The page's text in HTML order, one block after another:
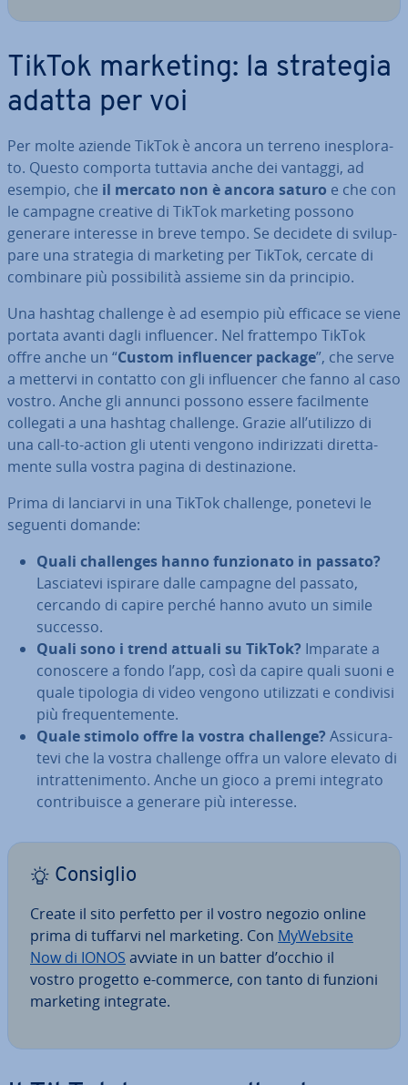
TikTok marketing: la strategia
adatta per voi
Per molte aziende TikTok è ancora un terreno ine­splo­ra­
to. Questo comporta tuttavia anche dei vantaggi, ad
esempio, che il mercato non è ancora saturo e che con
le campagne creative di TikTok marketing possono
generare interesse in breve tempo. Se decidete di svi­lup­
pa­re una strategia di marketing per TikTok, cercate di
combinare più pos­si­bi­li­tà assieme sin da principio.
Una hashtag challenge è ad esempio più efficace se viene
portata avanti dagli in­fluen­cer. Nel frattempo TikTok
offre anche un “Custom in­fluen­cer package”, che serve
a mettervi in contatto con gli in­fluen­cer che fanno al caso
vostro. Anche gli annunci possono essere fa­cil­men­te
collegati a una hashtag challenge. Grazie all’utilizzo di
una call-to-action gli utenti vengono in­di­riz­za­ti di­ret­ta­
men­te sulla vostra pagina di de­sti­na­zio­ne.
Prima di lanciarvi in una TikTok challenge, ponetevi le
seguenti domande:
Quali chal­len­ges hanno fun­zio­na­to in passato?
La­scia­te­vi ispirare dalle campagne del passato,
cercando di capire perché hanno avuto un simile
successo.
Quali sono i trend attuali su TikTok? Imparate a
conoscere a fondo l’app, così da capire quali suoni e
quale tipologia di video vengono uti­liz­za­ti e condivisi
più fre­quen­te­men­te.
Quale stimolo offre la vostra challenge? As­si­cu­ra­
te­vi che la vostra challenge offra un valore elevato di
in­trat­te­ni­men­to. Anche un gioco a premi integrato
con­tri­bui­sce a generare più interesse.
Consiglio
Create il sito perfetto per il vostro negozio online
prima di tuffarvi nel marketing. Con MyWebsite
Now di IONOS avviate in un batter d’occhio il
vostro progetto e-commerce, con tanto di funzioni
marketing integrate.